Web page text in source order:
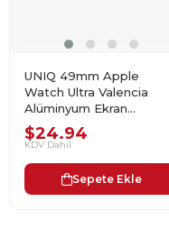
UNIQ 49mm Apple
Watch Ultra Valencia
Alüminyum Ekran
Koruyucu Midnight Black
UNIQ-49MM-VALBLK
$24.94
KDV Dahil
Sepete Ekle